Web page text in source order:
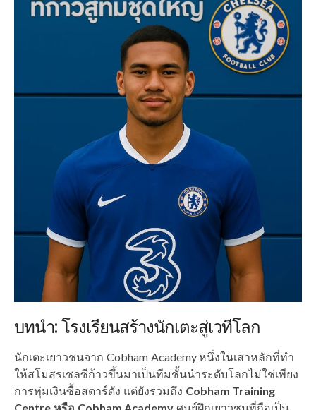
บทนำ: โรงเรียนสร้างนักเตะสู่เวทีโลก
นักเตะเยาวชนจาก Cobham Academy หนึ่งในเสาหลักที่ทำ
ให้สโมสรเชลซีก้าวขึ้นมาเป็นทีมชั้นนำระดับโลกไม่ใช่เพียง
การทุ่มเงินซื้อสตาร์ดัง แต่ยังรวมถึง Cobham Training